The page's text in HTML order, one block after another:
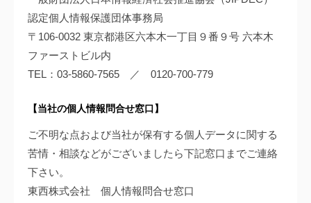
認定個人情報保護団体事務局
〒106-0032 東京都港区六本木一丁目９番９号 六本木
ファーストビル内
TEL：03-5860-7565 ／ 0120-700-779
【当社の個人情報問合せ窓口】
ご不明な点および当社が保有する個人データに関する
苦情・相談などがございましたら下記窓口までご連絡
下さい。
東西株式会社 個人情報問合せ窓口